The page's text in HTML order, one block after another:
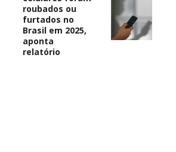
roubados ou
furtados no
Brasil em 2025,
aponta
relatório